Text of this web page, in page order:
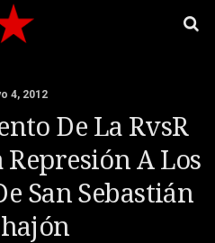
4, 2012
De La RvsR
Represión A Los
San Sebastián